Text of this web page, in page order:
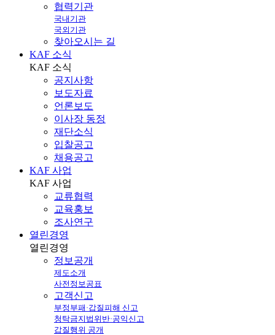
협력기관
국내기관
국외기관
찾아오시는 길
KAF 소식
KAF 소식
공지사항
보도자료
언론보도
이사장 동정
재단소식
입찰공고
채용공고
KAF 사업
KAF 사업
교류협력
교육홍보
조사연구
열린경영
열린경영
정보공개
제도소개
사전정보공표
고객신고
부정부패·갑질피해 신고
청탁금지법위반·공익신고
갑질행위 공개